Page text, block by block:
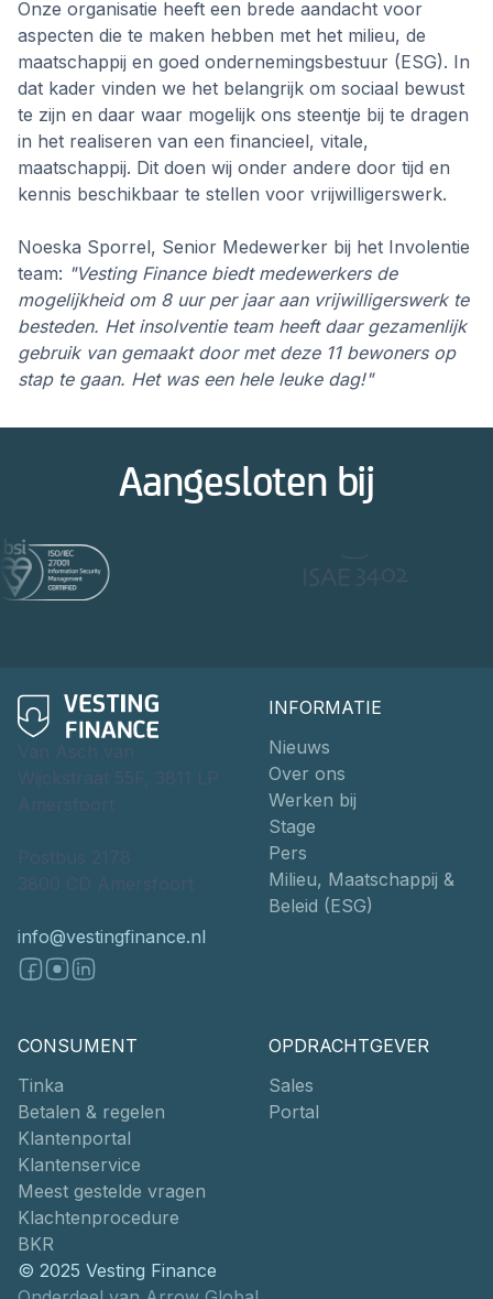
Onze organisatie heeft een brede aandacht voor
aspecten die te maken hebben met het milieu, de
maatschappij en goed ondernemingsbestuur (ESG). In
dat kader vinden we het belangrijk om sociaal bewust
te zijn en daar waar mogelijk ons steentje bij te dragen
in het realiseren van een financieel, vitale,
maatschappij. Dit doen wij onder andere door tijd en
kennis beschikbaar te stellen voor vrijwilligerswerk.
Noeska Sporrel, Senior Medewerker bij het Involentie
team: "Vesting Finance biedt medewerkers de
mogelijkheid om 8 uur per jaar aan vrijwilligerswerk te
besteden. Het insolventie team heeft daar gezamenlijk
gebruik van gemaakt door met deze 11 bewoners op
stap te gaan. Het was een hele leuke dag!"
Aangesloten bij
Van Asch van
Wijckstraat 55F, 3811 LP
Amersfoort
Postbus 2178
3800 CD Amersfoort
info@vestingfinance.nl
INFORMATIE
Nieuws
Over ons
Werken bij
Stage
Pers
Milieu, Maatschappij &
Beleid (ESG)
CONSUMENT
Tinka
Betalen & regelen
Klantenportal
Klantenservice
Meest gestelde vragen
Klachtenprocedure
BKR
OPDRACHTGEVER
Sales
Portal
© 2025 Vesting Finance